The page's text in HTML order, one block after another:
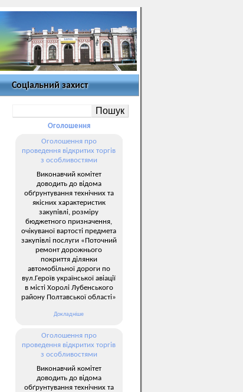
Соціальний захист
Оголошення
Оголошення про
проведення відкритих торгів
з особливостями
Виконавчий комітет
доводить до відома
обґрунтування технічних та
якісних характеристик
закупівлі, розміру
бюджетного призначення,
очікуваної вартості предмета
закупівлі послуги «Поточний
ремонт дорожнього
покриття ділянки
автомобільної дороги по
вул.Героїв української авіації
в місті Хоролі Лубенського
району Полтавської області»
Докладніше
Оголошення про
проведення відкритих торгів
з особливостями
Виконавчий комітет
доводить до відома
обґрунтування технічних та